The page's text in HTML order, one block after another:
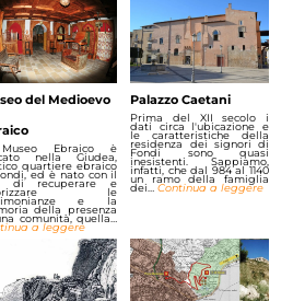
del Medioevo
Ebraico è
nella Giudea,
quartiere ebraico
ed è nato con il
di recuperare e
le
e la
della presenza
comunità, quella…
a leggere
Palazzo Caetani
Prima del XII secolo i
dati circa l'ubicazione e
le caratteristiche della
residenza dei signori di
Fondi sono quasi
inesistenti. Sappiamo,
infatti, che dal 984 al 1140
un ramo della famiglia
dei…Continua a leggere